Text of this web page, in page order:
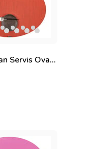
Amerikan Servis Oval Infinity